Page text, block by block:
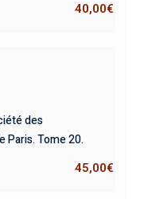
40,00€
des
Paris. Tome 20.
45,00€